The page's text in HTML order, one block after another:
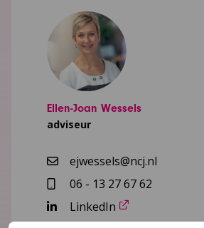
Ellen-Joan Wessels
adviseur
ejwessels@ncj.nl
06 - 13 27 67 62
LinkedIn